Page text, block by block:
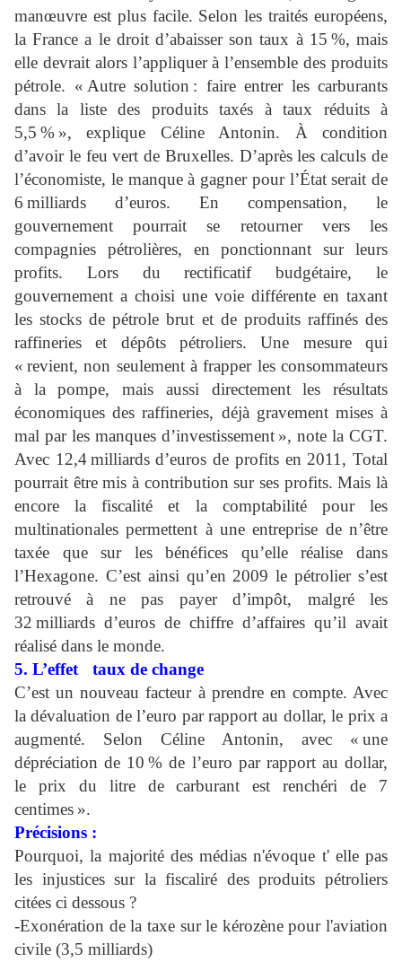
manœuvre est plus facile. Selon les traités européens,
la France a le droit d’abaisser son taux à 15 %, mais
elle devrait alors l’appliquer à l’ensemble des produits
pétrole. « Autre solution : faire entrer les carburants
dans la liste des produits taxés à taux réduits à
5,5 % », explique Céline Antonin. À condition
d’avoir le feu vert de Bruxelles. D’après les calculs de
l’économiste, le manque à gagner pour l’État serait de
6 milliards d’euros. En compensation, le
gouvernement pourrait se retourner vers les
compagnies pétrolières, en ponctionnant sur leurs
profits. Lors du rectificatif budgétaire, le
gouvernement a choisi une voie différente en taxant
les stocks de pétrole brut et de produits raffinés des
raffineries et dépôts pétroliers. Une mesure qui
« revient, non seulement à frapper les consommateurs
à la pompe, mais aussi directement les résultats
économiques des raffineries, déjà gravement mises à
mal par les manques d’investissement », note la CGT.
Avec 12,4 milliards d’euros de profits en 2011, Total
pourrait être mis à contribution sur ses profits. Mais là
encore la fiscalité et la comptabilité pour les
multinationales permettent à une entreprise de n’être
taxée que sur les bénéfices qu’elle réalise dans
l’Hexagone. C’est ainsi qu’en 2009 le pétrolier s’est
retrouvé à ne pas payer d’impôt, malgré les
32 milliards d’euros de chiffre d’affaires qu’il avait
réalisé dans le monde.
5. L’effet taux de change
C’est un nouveau facteur à prendre en compte. Avec
la dévaluation de l’euro par rapport au dollar, le prix a
augmenté. Selon Céline Antonin, avec « une
dépréciation de 10 % de l’euro par rapport au dollar,
le prix du litre de carburant est renchéri de 7
centimes ».
Précisions :
Pourquoi, la majorité des médias n'évoque t' elle pas
les injustices sur la fiscaliré des produits pétroliers
citées ci dessous ?
-Exonération de la taxe sur le kérozène pour l'aviation
civile (3,5 milliards)